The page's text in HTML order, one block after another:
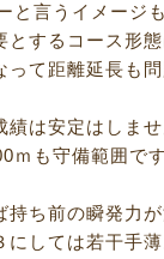
と言うイメージ
するコース形態
て距離延長も
は安定はしませ
ｍも守備範囲です
ち前の瞬発力が
しては若干手薄